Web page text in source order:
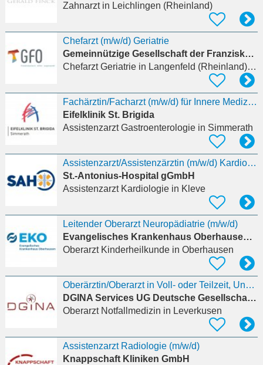
Zahnarztin Leichlingen (Rheinland)
Chefarzt (m/w/d) Geriatrie
Gemeinnützige Gesellschaft der Franziskanerinnen zu Olpe mbH
Chefarzt Geriatriein Langenfeld (Rheinland), Reusrath
Fachärztin/Facharzt (m/w/d) für Innere Medizin mit Zusatzweiterbildung Gastroenterologie
Eifelklinik St. Brigida
Assistenzarzt Gastroenterologiein Simmerath
Assistenzarzt/Assistenzärztin (m/w/d) Kardiologie
St.-Antonius-Hospital gGmbH
Assistenzarzt Kardiologiein Kleve
Leitender Oberarzt Neuropädiatrie (m/w/d)
Evangelisches Krankenhaus Oberhausen GmbH
Oberarzt Kinderheilkundein Oberhausen
Oberärztin/Oberarzt in Voll- oder Teilzeit, Unbefristet, Oberarzt (m/w/d) in der Klinik für Akut-
DGINA Services UG Deutsche Gesellschaft Interdisziplinäre Notfall- und Akutmedi
Oberarzt Notfallmedizin in Leverkusen
Assistenzarzt Radiologie (m/w/d)
Knappschaft Kliniken GmbH